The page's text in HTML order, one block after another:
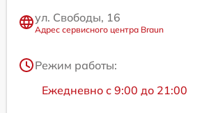
ул. Свободы, 16
Адрес сервисного центра Braun
Режим работы:
Ежедневно с 9:00 до 21:00